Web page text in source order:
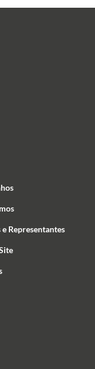
Representantes